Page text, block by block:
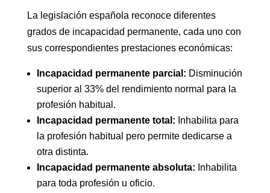
La legislación española reconoce diferentes
grados de incapacidad permanente, cada uno con
sus correspondientes prestaciones económicas:
Incapacidad permanente parcial: Disminución
superior al 33% del rendimiento normal para la
profesión habitual.
Incapacidad permanente total: Inhabilita para
la profesión habitual pero permite dedicarse a
otra distinta.
Incapacidad permanente absoluta: Inhabilita
para toda profesión u oficio.